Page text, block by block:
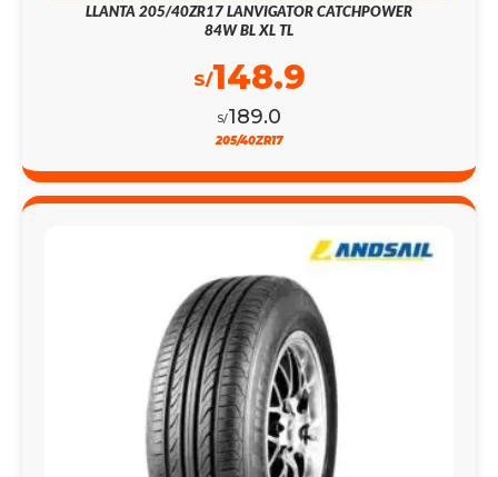
LLANTA 205/40ZR17 LANVIGATOR CATCHPOWER
84W BL XL TL
S/189.0
S/148.9
205/40ZR17